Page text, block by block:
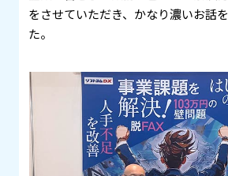
をさせていただき、かなり濃いお話
た。